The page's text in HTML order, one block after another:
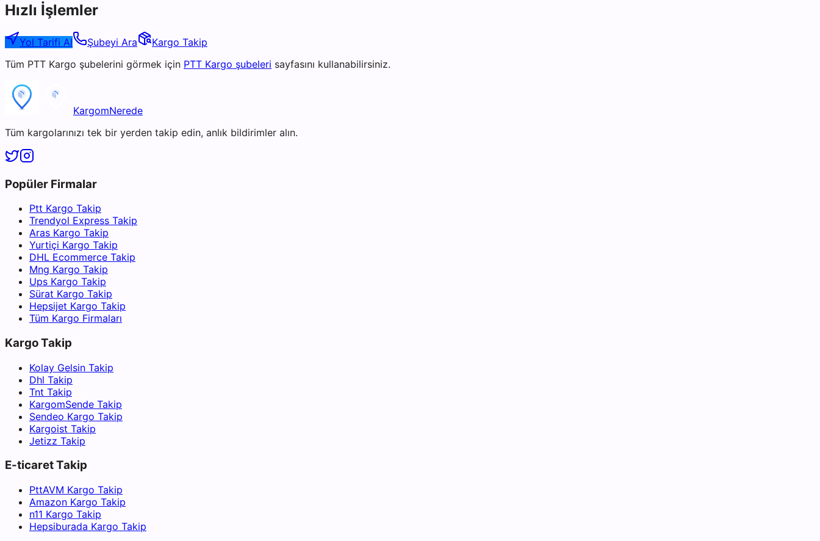
Hızlı İşlemler
Yol Tarifi Al Şubeyi Ara
Kargo Takip
Tüm PTT Kargo şubelerini görmek için PTT Kargo şubeleri sayfasını kullanabilirsiniz.
KargomNerede
Tüm kargolarınızı tek bir yerden takip edin, anlık bildirimler alın.
Popüler Firmalar
Ptt Kargo Takip
Trendyol Express Takip
Aras Kargo Takip
Yurtiçi Kargo Takip
DHL Ecommerce Takip
Mng Kargo Takip
Ups Kargo Takip
Sürat Kargo Takip
Hepsijet Kargo Takip
Tüm Kargo Firmaları
Kargo Takip
Kolay Gelsin Takip
Dhl Takip
Tnt Takip
KargomSende Takip
Sendeo Kargo Takip
Kargoist Takip
Jetizz Takip
E-ticaret Takip
PttAVM Kargo Takip
Amazon Kargo Takip
n11 Kargo Takip
Hepsiburada Kargo Takip